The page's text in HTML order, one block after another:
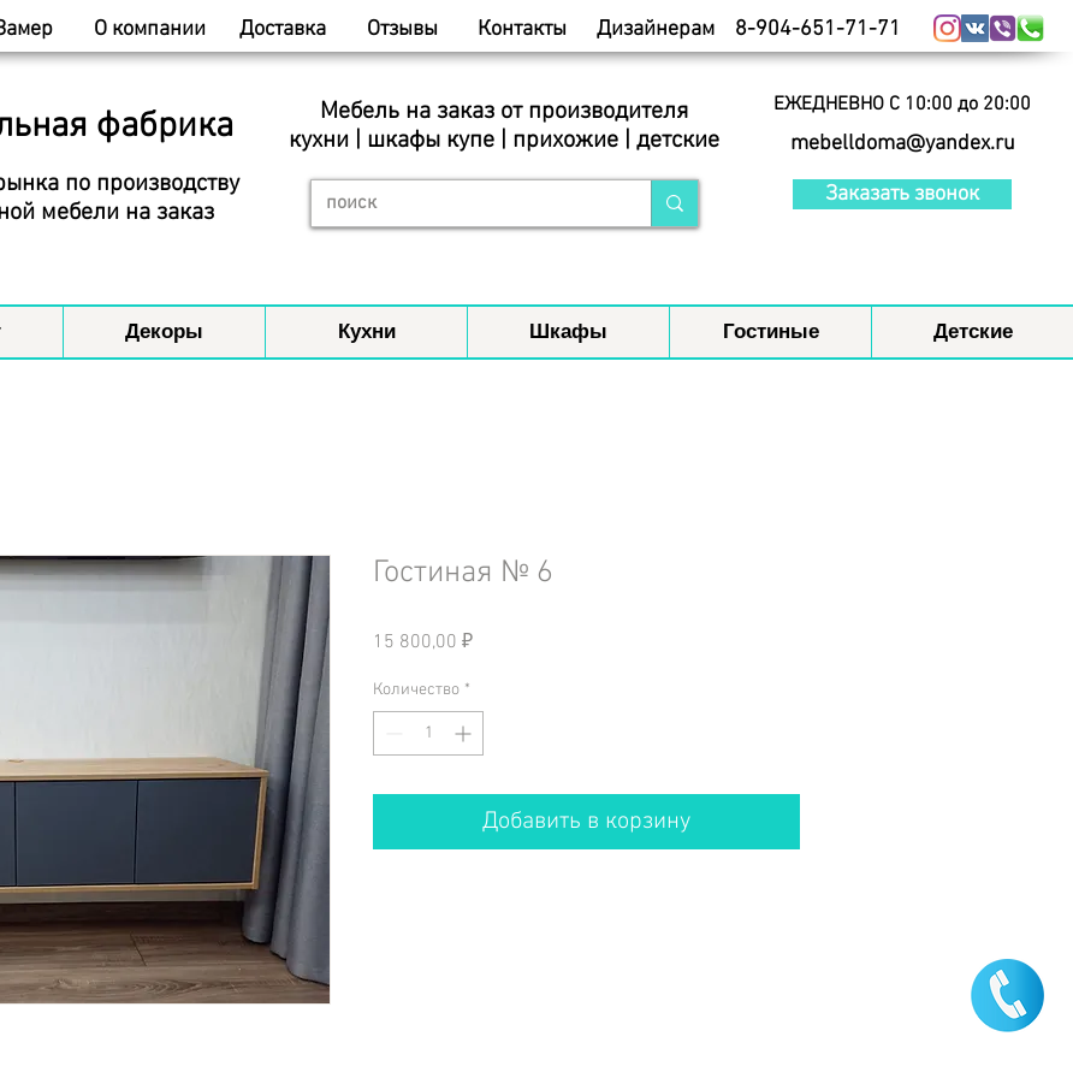
О компании Доставка Отзывы Контакты Дизайнерам 8-904-651-71-71
фабрика
Мебель на заказ от производителя
кухни | шкафы купе | прихожие | детские
mebelldoma@yandex.ru
ЕЖЕДНЕВНО С 10:00 до 20:00
по производству
мебели на заказ
Заказать звонок
Декоры Кухни Шкафы Гостиные Детские
Гостиная № 6
15 800,00 ₽Цена
Количество *
Добавить в корзину